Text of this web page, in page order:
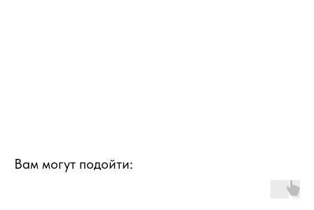
Вам могут подойти: